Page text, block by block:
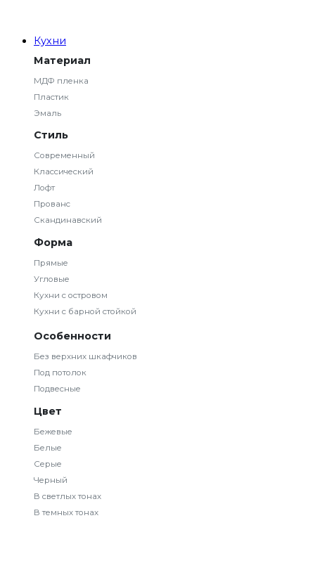
Кухни
Материал
МДФ пленка
Пластик
Эмаль
Стиль
Современный
Классический
Лофт
Прованс
Скандинавский
Форма
Прямые
Угловые
Кухни с островом
Кухни с барной стойкой
Особенности
Без верхних шкафчиков
Под потолок
Подвесные
Цвет
Бежевые
Белые
Серые
Черный
В светлых тонах
В темных тонах